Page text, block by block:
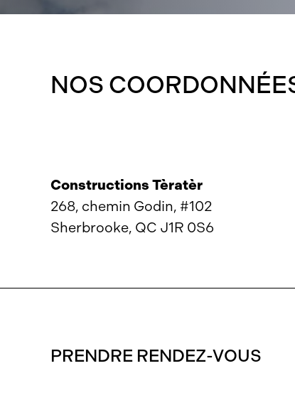
NOS
Constructions Tèratèr
268, chemin Godin, #102
Sherbrooke, QC J1R 0S6
PRENDRE RENDEZ-VOUS